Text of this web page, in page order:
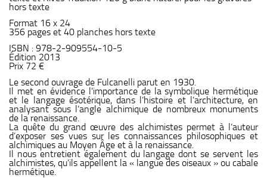
hors texte
Format 16 x 24
356 pages et 40 planches hors texte
ISBN : 978-2-909554-10-5
Édition 2013
Prix 72 €
Le second ouvrage de Fulcanelli parut en 1930.
Il met en évidence l’importance de la symbolique hermétique
et le langage ésotérique, dans l’histoire et l’architecture, en
analysant sous l’angle alchimique de nombreux monuments
de la renaissance.
La quête du grand œuvre des alchimistes permet à l’auteur
d’exposer ses vues sur les connaissances philosophiques et
alchimiques au Moyen Âge et à la renaissance.
Il nous entretient également du langage dont se servent les
alchimistes, qu’ils appellent la « langue des oiseaux » ou cabale
hermétique.